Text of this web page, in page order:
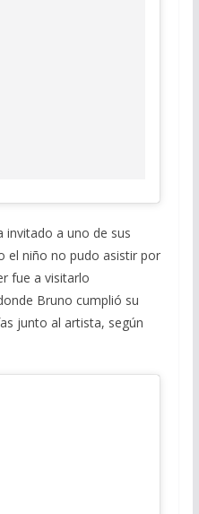
invitado a uno de sus
el niño no pudo asistir por
fue a visitarlo
Bruno cumplió su
junto al artista, según